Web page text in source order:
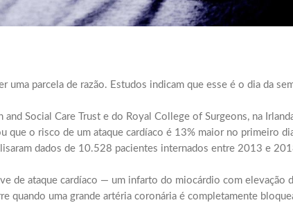
uma parcela de razão. Estudos indicam que esse é o dia da
Social Care Trust e do Royal College of Surgeons, na
que o risco de um ataque cardíaco é 13% maior no primeiro
dados de 10.528 pacientes internados entre 2013 e
de ataque cardíaco — um infarto do miocárdio com elevação
quando uma grande artéria coronária é completamente